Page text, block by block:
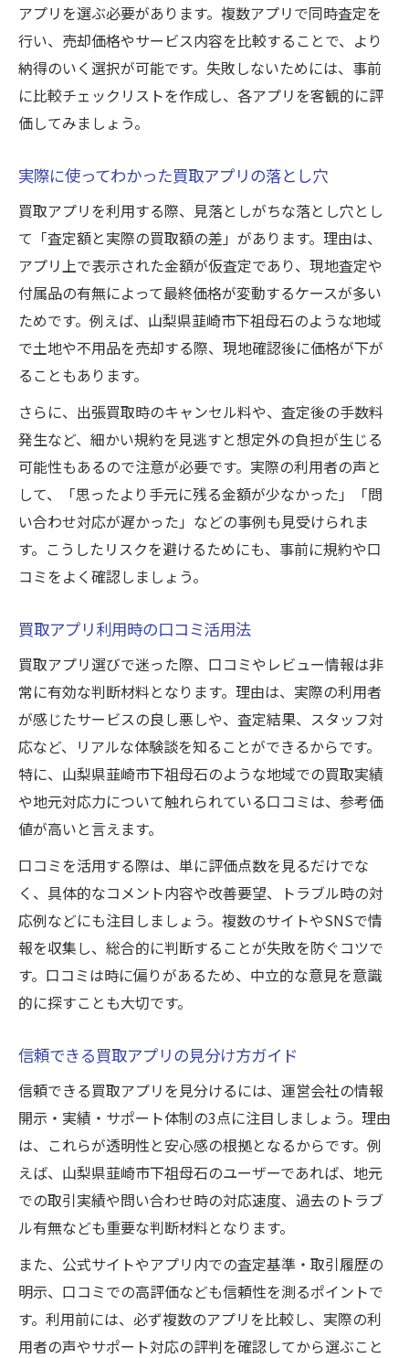
アプリを選ぶ必要があります。複数アプリで同時査定を
行い、売却価格やサービス内容を比較することで、より
納得のいく選択が可能です。失敗しないためには、事前
に比較チェックリストを作成し、各アプリを客観的に評
価してみましょう。
実際に使ってわかった買取アプリの落とし穴
買取アプリを利用する際、見落としがちな落とし穴とし
て「査定額と実際の買取額の差」があります。理由は、
アプリ上で表示された金額が仮査定であり、現地査定や
付属品の有無によって最終価格が変動するケースが多い
ためです。例えば、山梨県韮崎市下祖母石のような地域
で土地や不用品を売却する際、現地確認後に価格が下が
ることもあります。
さらに、出張買取時のキャンセル料や、査定後の手数料
発生など、細かい規約を見逃すと想定外の負担が生じる
可能性もあるので注意が必要です。実際の利用者の声と
して、「思ったより手元に残る金額が少なかった」「問
い合わせ対応が遅かった」などの事例も見受けられま
す。こうしたリスクを避けるためにも、事前に規約や口
コミをよく確認しましょう。
買取アプリ利用時の口コミ活用法
買取アプリ選びで迷った際、口コミやレビュー情報は非
常に有効な判断材料となります。理由は、実際の利用者
が感じたサービスの良し悪しや、査定結果、スタッフ対
応など、リアルな体験談を知ることができるからです。
特に、山梨県韮崎市下祖母石のような地域での買取実績
や地元対応力について触れられている口コミは、参考価
値が高いと言えます。
口コミを活用する際は、単に評価点数を見るだけでな
く、具体的なコメント内容や改善要望、トラブル時の対
応例などにも注目しましょう。複数のサイトやSNSで情
報を収集し、総合的に判断することが失敗を防ぐコツで
す。口コミは時に偏りがあるため、中立的な意見を意識
的に探すことも大切です。
信頼できる買取アプリの見分け方ガイド
信頼できる買取アプリを見分けるには、運営会社の情報
開示・実績・サポート体制の3点に注目しましょう。理由
は、これらが透明性と安心感の根拠となるからです。例
えば、山梨県韮崎市下祖母石のユーザーであれば、地元
での取引実績や問い合わせ時の対応速度、過去のトラブ
ル有無なども重要な判断材料となります。
また、公式サイトやアプリ内での査定基準・取引履歴の
明示、口コミでの高評価なども信頼性を測るポイントで
す。利用前には、必ず複数のアプリを比較し、実際の利
用者の声やサポート対応の評判を確認してから選ぶこと